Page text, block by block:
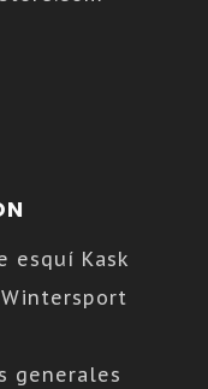
esquí Kask
generales